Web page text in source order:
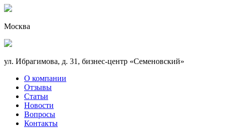
Москва
ул. Ибрагимова, д. 31, бизнес-центр «Семеновский»
О компании
Отзывы
Статьи
Новости
Вопросы
Контакты